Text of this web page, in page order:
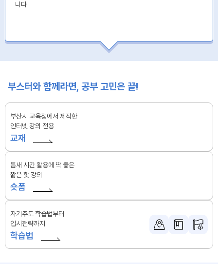
니다.
부스터와 함께라면, 공부 고민은 끝!
부산시 교육청에서 제작한
인터넷 강의 전용
교재
틈새 시간 활용에 딱 좋은
짧은 핫 강의
숏폼
자기주도 학습법부터
입시전략까지
학습법